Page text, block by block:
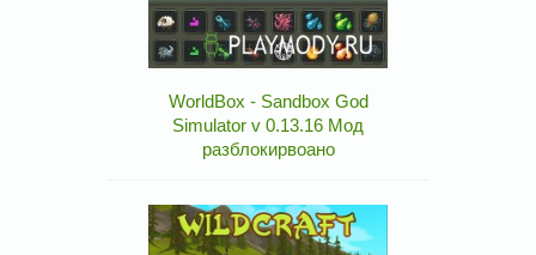
WorldBox - Sandbox God
Simulator v 0.13.16 Мод
разблокирвоано